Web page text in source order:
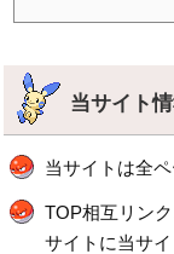
当サイト
当サイトは全
TOP相互リン
サイトに当サイ